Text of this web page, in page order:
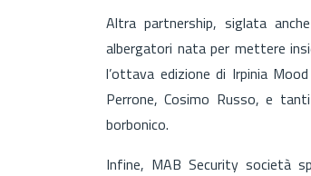
Altra partnership, siglata
albergatori nata per mettere
l’ottava edizione di Irpinia
Perrone, Cosimo Russo, e
borbonico.
Infine, MAB Security società